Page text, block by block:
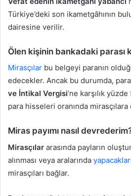
Türkiye’deki son ikametgâhının
dairesine verilir.
Ölen kişinin bankadaki parası
Mirasçılar bu belgeyi paranın
edecekler. Ancak bu durumda,
ve İntikal Vergisi‘ne karşılık
para hisseleri oranında mirasçılara
Miras payımı nasıl
Mirasçılar arasında payların
alınması veya aralarında
mirasçıları bağlar.